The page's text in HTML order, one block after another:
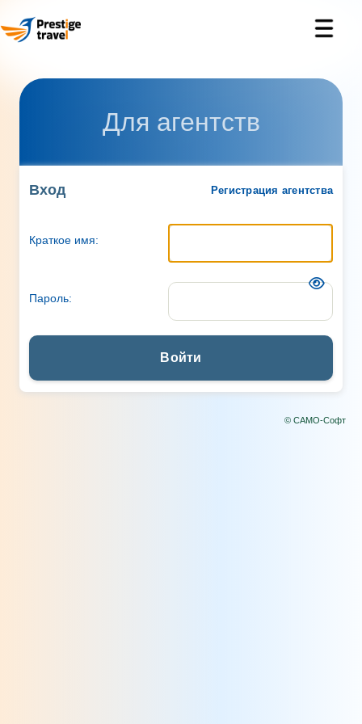
Для агентств
Вход Регистрация агентства
Краткое имя:
Пароль:
Войти
© САМО-Софт